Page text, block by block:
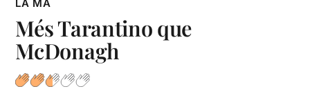
LA MÀ
Més Tarantino que
McDonagh